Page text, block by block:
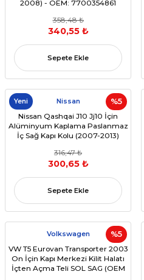
2008) - OEM: 7700354861
358,48 ₺
340,55 ₺
Sepete Ekle
%5
Yeni Nissan
Nissan Qashqai J10 Jj10 İçin
Alüminyum Kaplama Paslanmaz
İç Sağ Kapı Kolu (2007-2013)
316,47 ₺
300,65 ₺
Sepete Ekle
%5
Volkswagen
VW T5 Eurovan Transporter 2003
On İçin Kapı Merkezi Kilit Halatı
İçten Açma Teli SOL SAG (OEM